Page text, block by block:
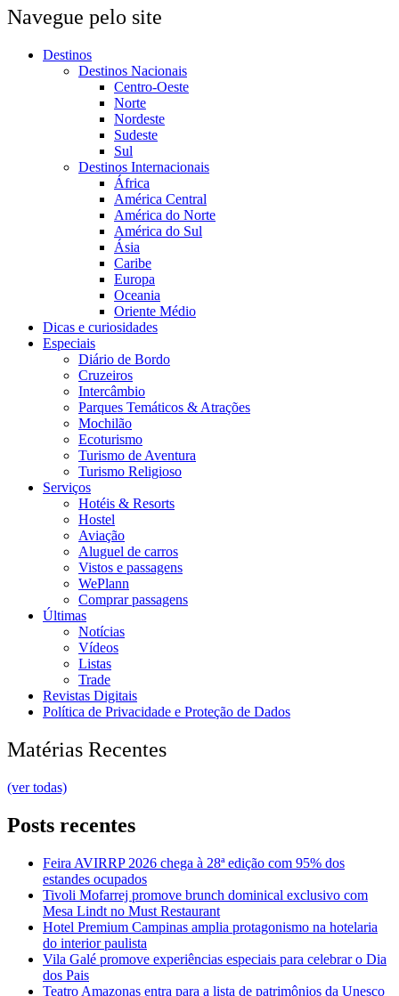
Navegue pelo site
Destinos
Destinos Nacionais
Centro-Oeste
Norte
Nordeste
Sudeste
Sul
Destinos Internacionais
África
América Central
América do Norte
América do Sul
Ásia
Caribe
Europa
Oceania
Oriente Médio
Dicas e curiosidades
Especiais
Diário de Bordo
Cruzeiros
Intercâmbio
Parques Temáticos & Atrações
Mochilão
Ecoturismo
Turismo de Aventura
Turismo Religioso
Serviços
Hotéis & Resorts
Hostel
Aviação
Aluguel de carros
Vistos e passagens
WePlann
Comprar passagens
Últimas
Notícias
Vídeos
Listas
Trade
Revistas Digitais
Política de Privacidade e Proteção de Dados
Matérias Recentes
(ver todas)
Posts recentes
Feira AVIRRP 2026 chega à 28ª edição com 95% dos
estandes ocupados
Tivoli Mofarrej promove brunch dominical exclusivo com
Mesa Lindt no Must Restaurant
Hotel Premium Campinas amplia protagonismo na hotelaria
do interior paulista
Vila Galé promove experiências especiais para celebrar o Dia
dos Pais
Teatro Amazonas entra para a lista de patrimônios da Unesco